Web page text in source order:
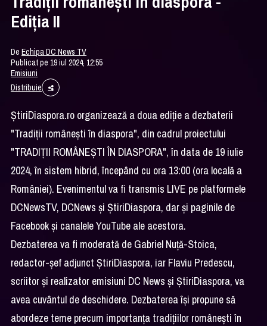
Ediția II
DeEchipa DC News TV
Publicat pe 19 iul 2024, 12:55
Emisiuni
Distribuie
ȘtiriDiaspora.ro organizează a doua ediție a dezbaterii
"Tradiții românești în diaspora", din cadrul proiectului
"TRADIȚII ROMÂNEȘTI ÎN DIASPORA", în data de 19 iulie
2024, în sistem hibrid, începând cu ora 13:00 (ora locală a
României). Evenimentul va fi transmis LIVE pe platformele
DCNewsTV, DCNews și ȘtiriDiaspora, dar și paginile de
Facebook și canalele YouTube ale acestora.
Dezbaterea va fi moderată de Gabriel Nuță-Stoica,
redactor-șef adjunct ȘtiriDiaspora, iar Flaviu Predescu,
scriitor și realizator emisiuni DC News și ȘtiriDiaspora, va
avea cuvântul de deschidere. Dezbaterea își propune să
abordeze teme precum importanța tradițiilor românești în